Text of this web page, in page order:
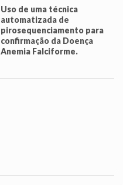
Uso de uma técnica
automatizada de
pirosequenciamento para
confirmação da Doença
Anemia Falciforme.